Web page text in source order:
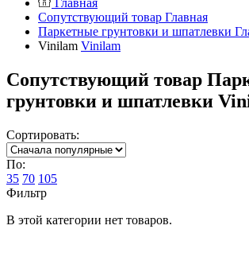
Главная
Сопутствующий товар Главная
Паркетные грунтовки и шпатлевки
Vinilam Vinilam
Сопутствующий товар
грунтовки и шпатлевки
Сортировать:
По:
35 70 105
Фильтр
В этой категории нет товаров.